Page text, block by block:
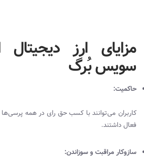
مزایای ارز دیجیتال
سویس بُرگ
حاکمیت:
کاربران می‌توانند با کسب حق رای در همه پرسی‌ها
فعال داشتند.
سازوکار مراقبت و سوزاندن: